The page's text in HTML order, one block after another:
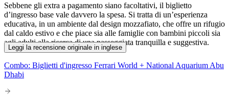
Sebbene gli extra a pagamento siano facoltativi, il biglietto
d’ingresso base vale davvero la spesa. Si tratta di un’esperienza
educativa, in un ambiente dal design mozzafiato, che offre un rifugio
dal caldo estivo e che piace sia alle famiglie con bambini piccoli sia
agli adulti alla ricerca di una passeggiata tranquilla e suggestiva.
Leggi la recensione originale in inglese
Combo: Biglietti d'ingresso Ferrari World + National Aquarium Abu
Dhabi